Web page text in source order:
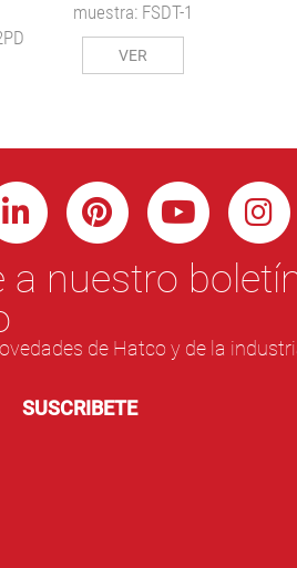
muestra: FSDT-1
VER
a nuestro
de Hatco y de la
SUSCRIBETE